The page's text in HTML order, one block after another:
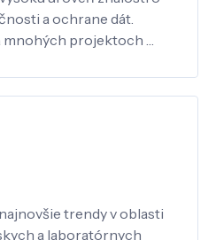
a ochrane dát.
mnohých projektoch …
trendy v oblasti
a laboratórnych